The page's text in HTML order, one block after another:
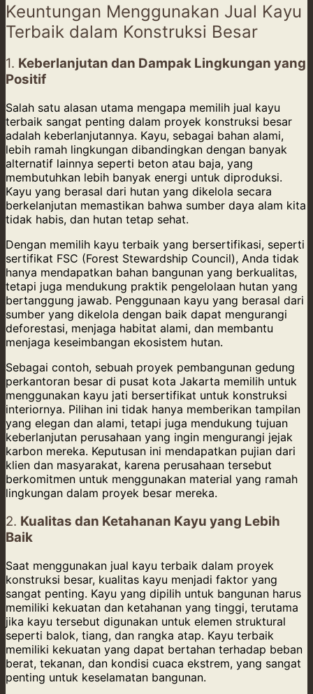
Keuntungan Menggunakan Jual Kayu
Terbaik dalam Konstruksi Besar
1. Keberlanjutan dan Dampak Lingkungan yang
Positif
Salah satu alasan utama mengapa memilih jual kayu
terbaik sangat penting dalam proyek konstruksi besar
adalah keberlanjutannya. Kayu, sebagai bahan alami,
lebih ramah lingkungan dibandingkan dengan banyak
alternatif lainnya seperti beton atau baja, yang
membutuhkan lebih banyak energi untuk diproduksi.
Kayu yang berasal dari hutan yang dikelola secara
berkelanjutan memastikan bahwa sumber daya alam kita
tidak habis, dan hutan tetap sehat.
Dengan memilih kayu terbaik yang bersertifikasi, seperti
sertifikat FSC (Forest Stewardship Council), Anda tidak
hanya mendapatkan bahan bangunan yang berkualitas,
tetapi juga mendukung praktik pengelolaan hutan yang
bertanggung jawab. Penggunaan kayu yang berasal dari
sumber yang dikelola dengan baik dapat mengurangi
deforestasi, menjaga habitat alami, dan membantu
menjaga keseimbangan ekosistem hutan.
Sebagai contoh, sebuah proyek pembangunan gedung
perkantoran besar di pusat kota Jakarta memilih untuk
menggunakan kayu jati bersertifikat untuk konstruksi
interiornya. Pilihan ini tidak hanya memberikan tampilan
yang elegan dan alami, tetapi juga mendukung tujuan
keberlanjutan perusahaan yang ingin mengurangi jejak
karbon mereka. Keputusan ini mendapatkan pujian dari
klien dan masyarakat, karena perusahaan tersebut
berkomitmen untuk menggunakan material yang ramah
lingkungan dalam proyek besar mereka.
2. Kualitas dan Ketahanan Kayu yang Lebih
Baik
Saat menggunakan jual kayu terbaik dalam proyek
konstruksi besar, kualitas kayu menjadi faktor yang
sangat penting. Kayu yang dipilih untuk bangunan harus
memiliki kekuatan dan ketahanan yang tinggi, terutama
jika kayu tersebut digunakan untuk elemen struktural
seperti balok, tiang, dan rangka atap. Kayu terbaik
memiliki kekuatan yang dapat bertahan terhadap beban
berat, tekanan, dan kondisi cuaca ekstrem, yang sangat
penting untuk keselamatan bangunan.